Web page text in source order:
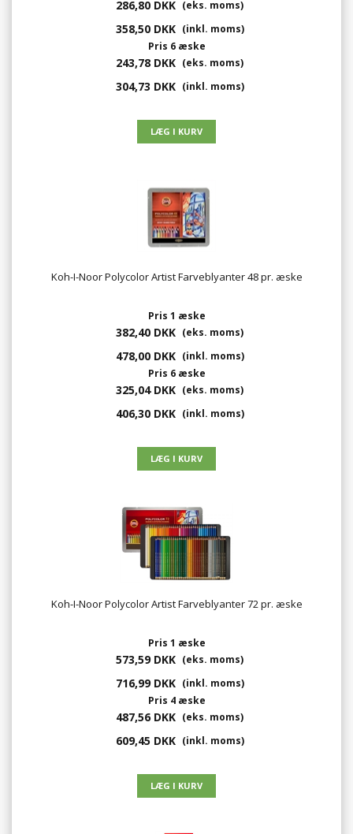
286,80 DKK (eks. moms)
358,50 DKK (inkl. moms)
Pris 6 æske
243,78 DKK (eks. moms)
304,73 DKK (inkl. moms)
Koh-I-Noor Polycolor Artist Farveblyanter 48 pr. æske
Pris 1 æske
382,40 DKK (eks. moms)
478,00 DKK (inkl. moms)
Pris 6 æske
325,04 DKK (eks. moms)
406,30 DKK (inkl. moms)
Koh-I-Noor Polycolor Artist Farveblyanter 72 pr. æske
Pris 1 æske
573,59 DKK (eks. moms)
716,99 DKK (inkl. moms)
Pris 4 æske
487,56 DKK (eks. moms)
609,45 DKK (inkl. moms)